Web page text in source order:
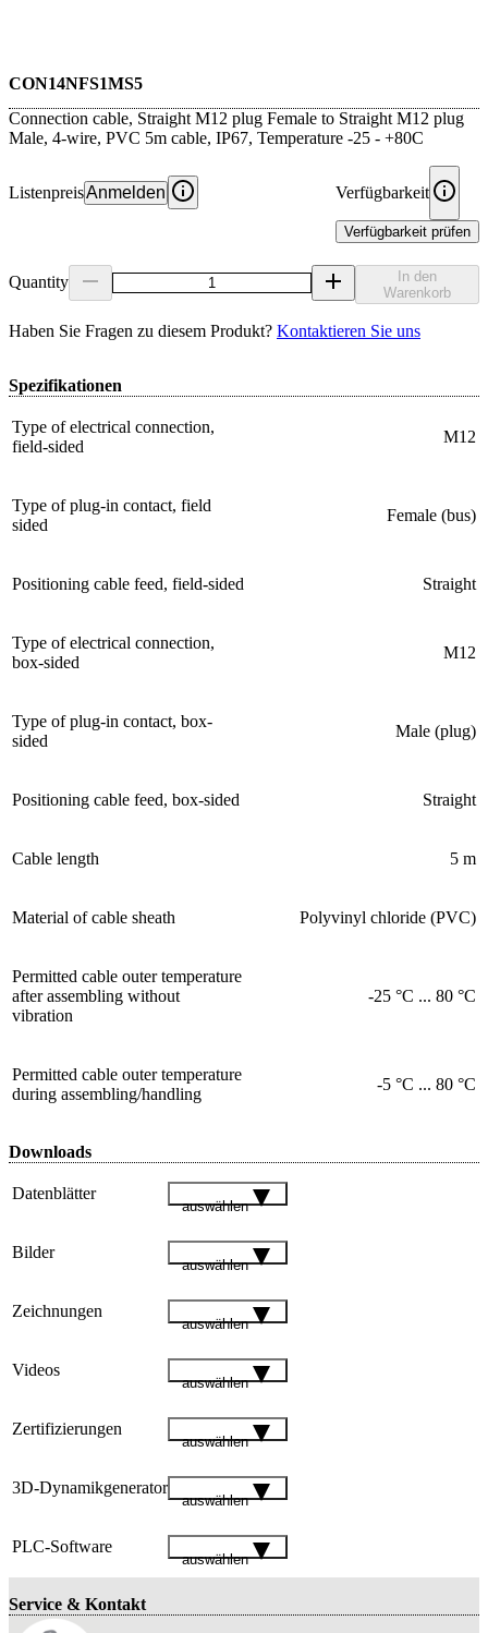
CON14NFS1MS5
Connection cable, Straight M12 plug Female to Straight M12 plug
Male, 4-wire, PVC 5m cable, IP67, Temperature -25 - +80C
ListenpreisAnmelden Verfügbarkeit
Verfügbarkeit prüfen
Quantity
In den
Warenkorb
Haben Sie Fragen zu diesem Produkt? Kontaktieren Sie uns
Spezifikationen
Type of electrical connection,
field-sided
M12
Type of plug-in contact, field
sided
Female (bus)
Positioning cable feed, field-sided Straight
Type of electrical connection,
box-sided
M12
Type of plug-in contact, box-
sided
Male (plug)
Positioning cable feed, box-sided Straight
Cable length 5 m
Material of cable sheath Polyvinyl chloride (PVC)
Permitted cable outer temperature
after assembling without
vibration
-25 °C ... 80 °C
Permitted cable outer temperature
during assembling/handling
-5 °C ... 80 °C
Downloads
Datenblätter
auswählen
Bilder
auswählen
Zeichnungen
auswählen
Videos
auswählen
Zertifizierungen
auswählen
3D-Dynamikgenerator
auswählen
PLC-Software
auswählen
Service & Kontakt